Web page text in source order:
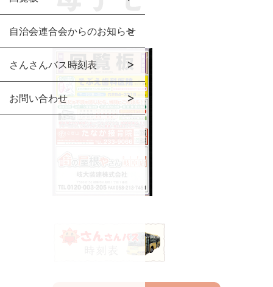
自治会連合会からのお知らせ
さんさんバス時刻表
お問い合わせ